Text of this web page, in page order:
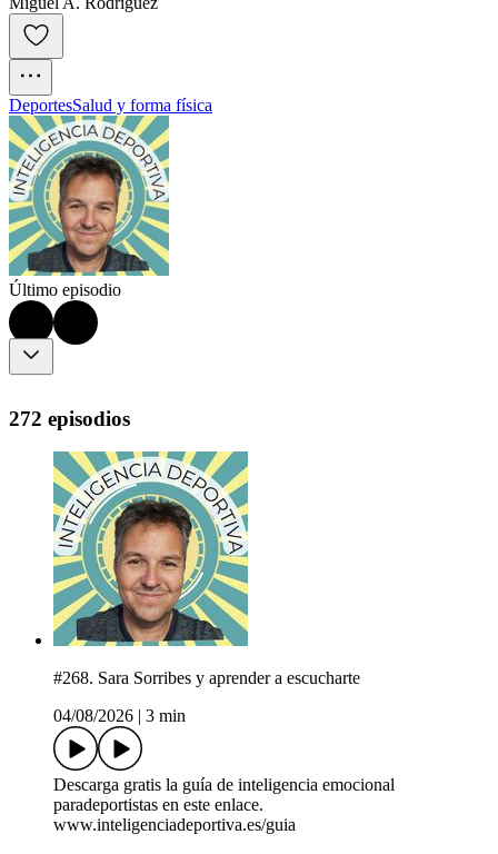
DeportesSalud y forma física
Último episodio
272 episodios
#268. Sara Sorribes y aprender a escucharte
04/08/2026
3 min
Descarga gratis la guía de inteligencia emocional
paradeportistas en este enlace.
⁠⁠www.inteligenciadeportiva.es/guia⁠⁠